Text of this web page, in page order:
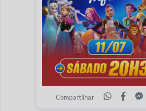
Compartilhar